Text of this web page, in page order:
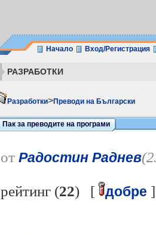
Начало Вход/Регистрация
РАЗРАБОТКИ
Разработки>Преводи на Български
Пак за преводите на програми
от Радостин Раднев
рейтинг (22) [ добре